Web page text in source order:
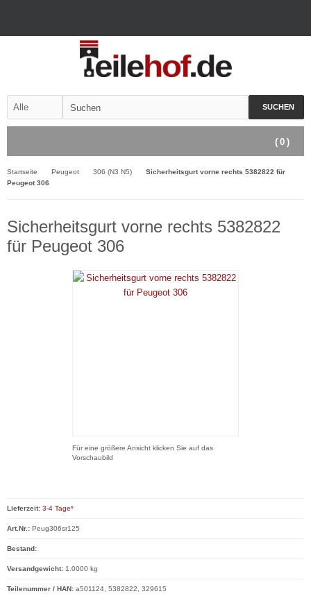
SUCHEN
( 0 )
Startseite Peugeot 306 (N3 N5)
Sicherheitsgurt vorne rechts 5382822 für
Peugeot 306
Sicherheitsgurt vorne rechts 5382822
für Peugeot 306
Für eine größere Ansicht klicken Sie auf das
Vorschaubild
Lieferzeit: 3-4 Tage*
Art.Nr.: Peug306sr125
Bestand:
Versandgewicht: 1.0000 kg
Teilenummer / HAN: a501124, 5382822, 329615